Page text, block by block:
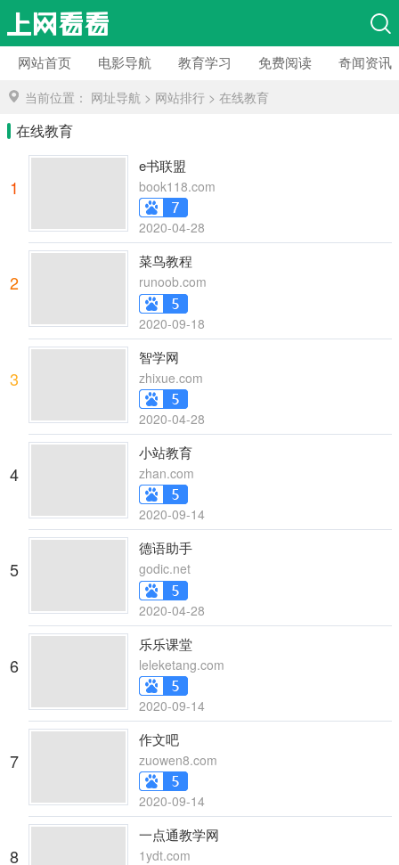
网站首页 电影导航 教育学习 免费阅读 奇闻资讯
当前位置： 网址导航 > 网站排行 > 在线教育
在线教育
1
e书联盟
book118.com
2020-04-28
2
菜鸟教程
runoob.com
2020-09-18
3
智学网
zhixue.com
2020-04-28
4
小站教育
zhan.com
2020-09-14
5
德语助手
godic.net
2020-04-28
6
乐乐课堂
leleketang.com
2020-09-14
7
作文吧
zuowen8.com
2020-09-14
8
一点通教学网
1ydt.com